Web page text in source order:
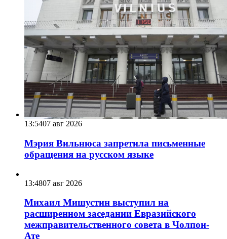
13:5407 авг 2026
Мэрия Вильнюса запретила письменные
обращения на русском языке
13:4807 авг 2026
Михаил Мишустин выступил на
расширенном заседании Евразийского
межправительственного совета в Чолпон-
Ате